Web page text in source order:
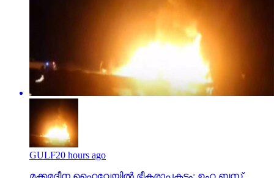
GULF20 hours ago
മക്കമദീന ഹൈവേയില്‍ ഭീകരാപകടം: ഉംറ ബസ്
കത്തി, 40 പേര്‍ മരിച്ചു